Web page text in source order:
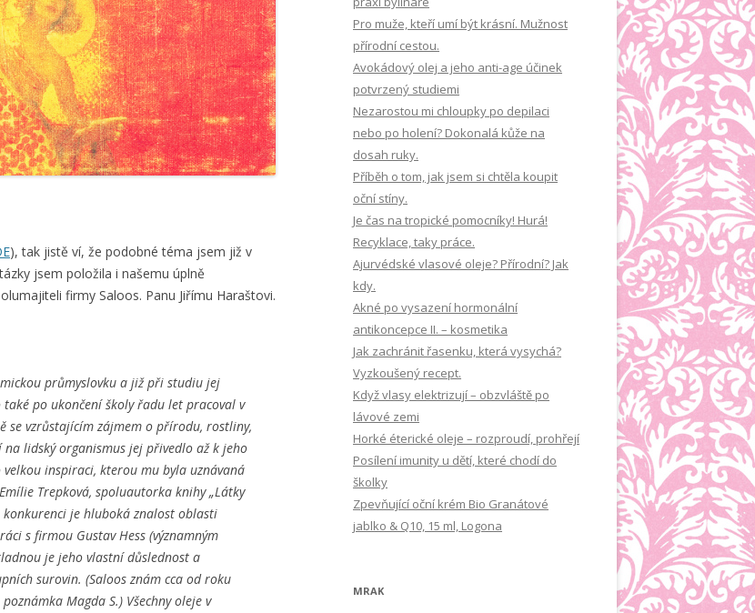
), tak jistě ví, že podobné téma jsem již v
jsem položila i našemu úplně
firmy Saloos. Panu Jiřímu Haraštovi.
průmyslovku a již při studiu jej
po ukončení školy řadu let pracoval v
se vzrůstajícím zájmem o přírodu, rostliny,
lidský organismus jej přivedlo až k jeho
inspiraci, kterou mu byla uznávaná
Trepková, spoluautorka knihy „Látky
konkurenci je hluboká znalost oblasti
s firmou Gustav Hess (významným
je jeho vlastní důslednost a
surovin. (Saloos znám cca od roku
Magda S.) Všechny oleje v
á
Pro muže, kteří umí být krásní. Mužnost
přírodní cestou.
Avokádový olej a jeho anti-age účinek
potvrzený studiemi
Nezarostou mi chloupky po depilaci
nebo po holení? Dokonalá kůže na
dosah ruky.
Příběh o tom, jak jsem si chtěla koupit
oční stíny.
Je čas na tropické pomocníky! Hurá!
Recyklace, taky práce.
Ajurvédské vlasové oleje? Přírodní? Jak
kdy.
Akné po vysazení hormonální
antikoncepce II. – kosmetika
Jak zachránit řasenku, která vysychá?
Vyzkoušený recept.
Když vlasy elektrizují – obzvláště po
lávové zemi
Horké éterické oleje – rozproudí, prohřejí
Posílení imunity u dětí, které chodí do
školky
Zpevňující oční krém Bio Granátové
jablko & Q10, 15 ml, Logona
MRAK